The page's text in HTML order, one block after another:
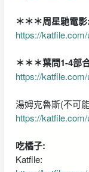
＊＊＊周星馳電
https://
＊＊＊葉問1-4部
https://
湯姆克魯斯(不可
https://
吃橘子:
Katfile: